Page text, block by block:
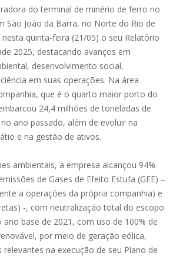
do terminal de minério de ferro no
São João da Barra, no Norte do Rio de
nesta quinta-feira (21/05) o seu Relatório
2025, destacando avanços em
desenvolvimento social,
em suas operações. Na área
que é o quarto maior porto do
24,4 milhões de toneladas de
ano passado, além de evoluir na
e na gestão de ativos.
ambientais, a empresa alcançou 94%
de Gases de Efeito Estufa (GEE) –
a operações da própria companhia) e
-, com neutralização total do escopo
ano base de 2021, com uso de 100% de
por meio de geração eólica,
relevantes na execução de seu Plano de